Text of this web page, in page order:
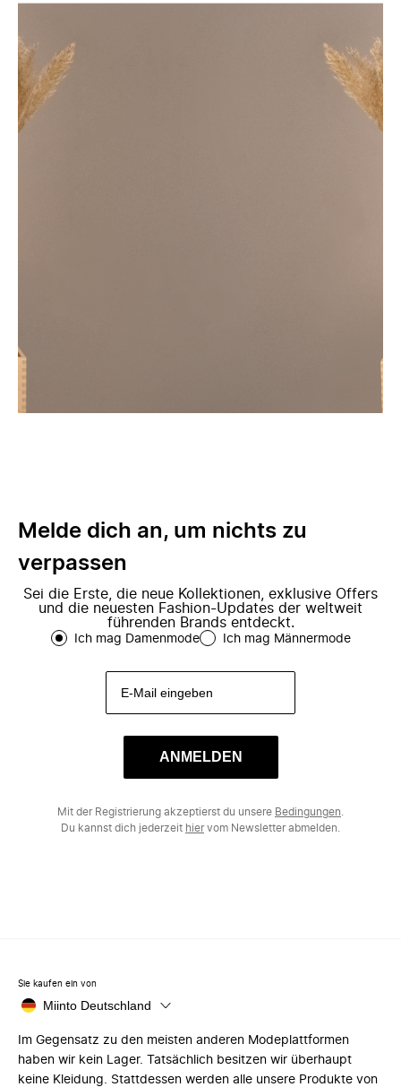
Melde dich an, um nichts zu
verpassen
Sei die Erste, die neue Kollektionen, exklusive Offers
und die neuesten Fashion-Updates der weltweit
führenden Brands entdeckt.
Ich mag Damenmode Ich mag Männermode
ANMELDEN
Mit der Registrierung akzeptierst du unsere Bedingungen
Du kannst dich jederzeit hiervom Newsletter abmelden.
Sie kaufen ein von
Miinto Deutschland
Im Gegensatz zu den meisten anderen Modeplattformen
haben wir kein Lager. Tatsächlich besitzen wir überhaupt
keine Kleidung. Stattdessen werden alle unsere Produkte von